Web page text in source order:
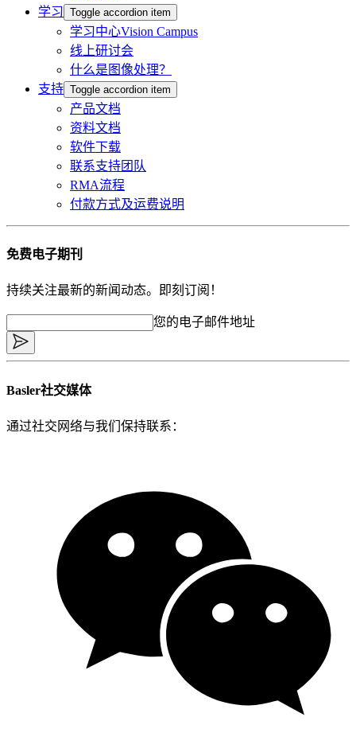
学习 Toggle accordion item
学习中心Vision Campus
线上研讨会
什么是图像处理？
支持 Toggle accordion item
产品文档
资料文档
软件下载
联系支持团队
RMA流程
付款方式及运费说明
免费电子期刊
持续关注最新的新闻动态。即刻订阅！
您的电子邮件地址
Basler社交媒体
通过社交网络与我们保持联系：